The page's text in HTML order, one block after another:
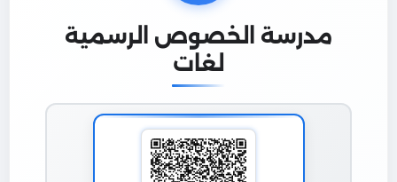
مدرسة الخصوص الرسمية
لغات